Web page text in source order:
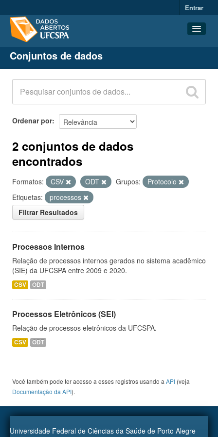
Entrar
Conjuntos de dados
Organizações
Grupos
Sobre
Conjuntos de dados
Ordenar por
2 conjuntos de dados
encontrados
Formatos: CSV ODT Grupos:
Protocolo
Etiquetas:
processos
Filtrar Resultados
Processos Internos
Relação de processos internos gerados no sistema acadêmico
(SIE) da UFCSPA entre 2009 e 2020.
CSV ODT
Processos Eletrônicos (SEI)
Relação de processos eletrônicos da UFCSPA.
CSV ODT
Você também pode ter acesso a esses registros usando a API (veja
Documentação da API).
Universidade Federal de Ciências da Saúde de Porto Alegre